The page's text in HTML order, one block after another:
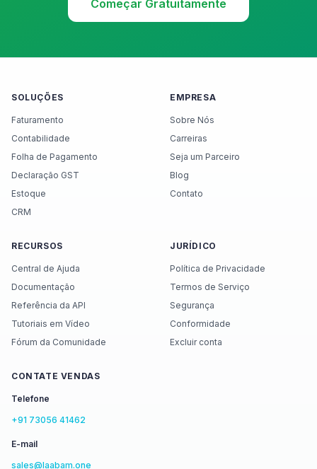
Começar Gratuitamente
SOLUÇÕES
Faturamento
Contabilidade
Folha de Pagamento
Declaração GST
Estoque
CRM
EMPRESA
Sobre Nós
Carreiras
Seja um Parceiro
Blog
Contato
RECURSOS
Central de Ajuda
Documentação
Referência da API
Tutoriais em Vídeo
Fórum da Comunidade
JURÍDICO
Política de Privacidade
Termos de Serviço
Segurança
Conformidade
Excluir conta
CONTATE VENDAS
Telefone
+91 73056 41462
E-mail
sales@laabam.one